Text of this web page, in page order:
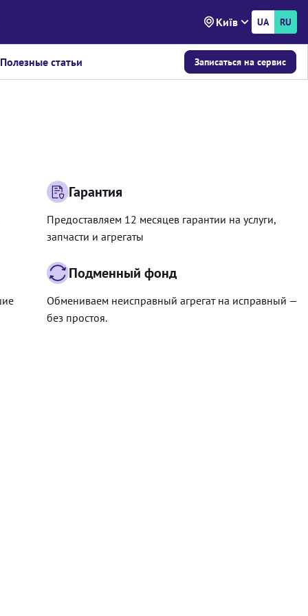
Київ UA RU
Полезные статьи Записаться на сервис
Гарантия
Предоставляем 12 месяцев гарантии на услуги,
запчасти и агрегаты
Подменный фонд
Обмениваем неисправный агрегат на исправный —
без простоя.